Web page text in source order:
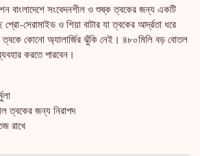
সংবেদনশীল ও শুষ্ক ত্বকের জন্য একটি
সেরামাইড ও শিয়া বাটার যা ত্বকের আর্দ্রতা ধরে
কোনো অ্যালার্জির ঝুঁকি নেই। ৪৮০মিলি বড় বোতল
করতে পারবেন।
ত্বকের জন্য নিরাপদ
রাখে